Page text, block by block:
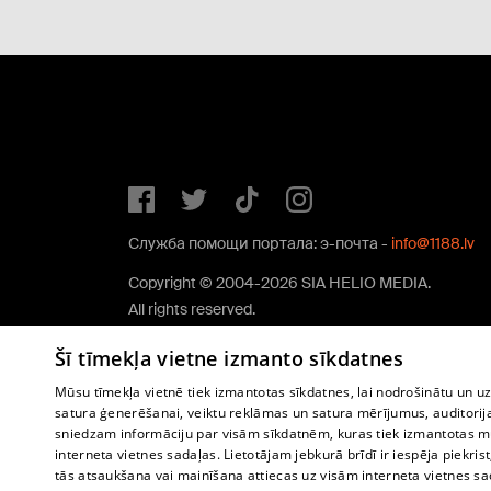
Служба помощи портала: э-почта - info@1188.lv
Copyright © 2004-2026 SIA HELIO MEDIA.
All rights reserved.
Šī tīmekļa vietne izmanto sīkdatnes
Mūsu tīmekļa vietnē tiek izmantotas sīkdatnes, lai nodrošinātu un
satura ģenerēšanai, veiktu reklāmas un satura mērījumus,
sniedzam informāciju par visām sīkdatnēm, kuras tiek izmantotas
interneta vietnes sadaļas. Lietotājam jebkurā brīdī ir iespēja
tās atsaukšana vai mainīšana attiecas uz visām interneta vietnes